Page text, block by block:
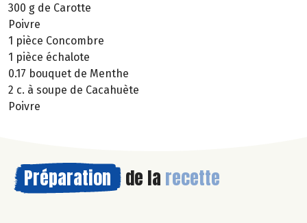
300 g de Carotte
Poivre
1 pièce Concombre
1 pièce échalote
0.17 bouquet de Menthe
2 c. à soupe de Cacahuète
Poivre
Préparation de la recette